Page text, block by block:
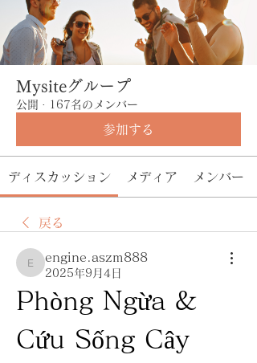
Mysiteグループ
公開 · 167名のメンバー
参加する
ディスカッション メディア メンバー
戻る
engine.aszm888
engine.aszm888
2025年9月4日
Phòng Ngừa &
Cứu Sống Cây